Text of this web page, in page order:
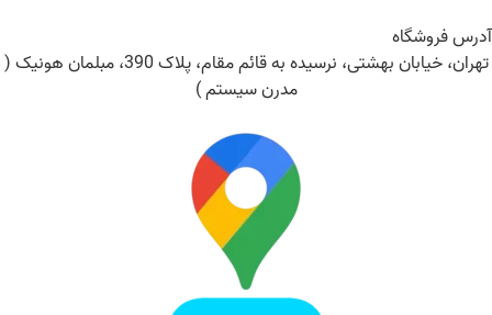
آدرس فروشگاه
تهران، خیابان بهشتی، نرسیده به قائم مقام، پلاک 390، مبلمان هونیک (
مدرن سیستم )